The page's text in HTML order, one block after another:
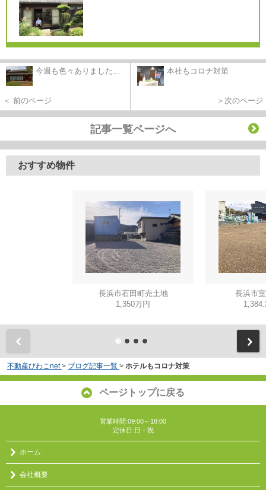
今週も色々ありました…
＜ 前のページ
本社もコロナ対策
＞次のページ
記事一覧ページへ
おすすめ物件
長浜市石田町売土地
1,350万円
長浜市
不動産びわこnet > ブログ記事一覧 > ホテルもコロナ対策
ページトップに戻る
営業時間:09:00～18:00
定休日:日・祝
ホーム
会社概要